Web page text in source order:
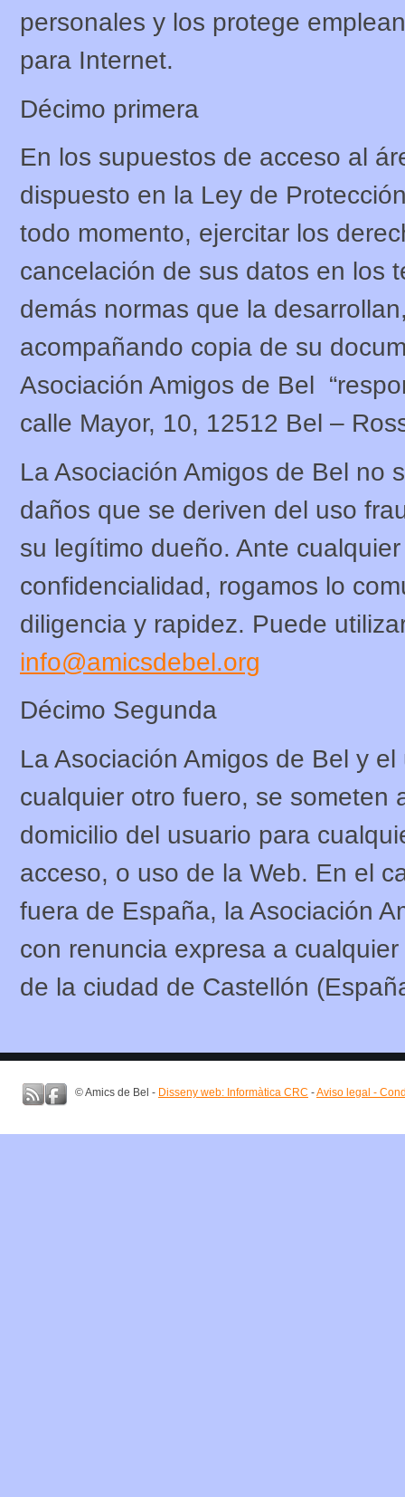
personales y los protege
para Internet.
Décimo primera
En los supuestos de acceso al
dispuesto en la Ley de
todo momento, ejercitar los
cancelación de sus datos en los
demás normas que la
acompañando copia de su
Asociación Amigos de Bel
calle Mayor, 10, 12512 Bel –
La Asociación Amigos de Bel no
daños que se deriven del uso
su legítimo dueño. Ante
confidencialidad, rogamos lo
diligencia y rapidez. Puede
info@amicsdebel.org
Décimo Segunda
La Asociación Amigos de Bel y
cualquier otro fuero, se someten
domicilio del usuario para
acceso, o uso de la Web. En el
fuera de España, la Asociación
con renuncia expresa a
de la ciudad de Castellón
© Amics de Bel - Disseny web: Informàtica CRC -Aviso legal -